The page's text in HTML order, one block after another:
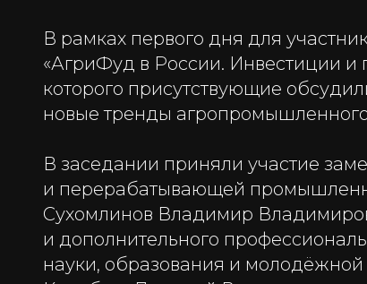
В рамках первого дня для
«АгриФуд в России. Инвестиции и
которого присутствующие
новые тренды
В заседании приняли участие
и перерабатывающей
Сухомлинов Владимир
и дополнительного
науки, образования и